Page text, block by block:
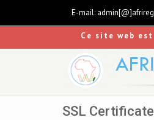
E-mail:
Ce site web
SSL Certificate